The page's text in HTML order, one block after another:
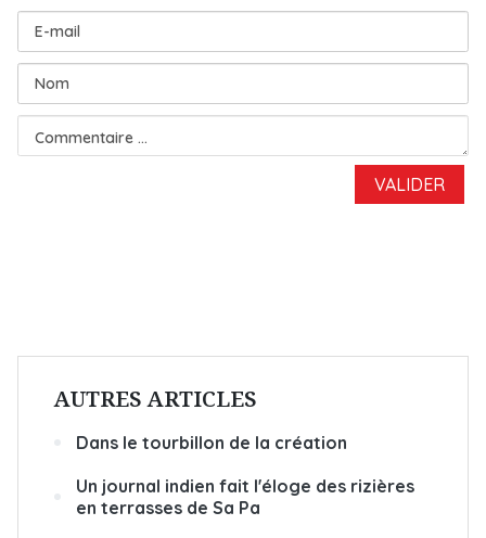
AUTRES ARTICLES
Dans le tourbillon de la création
Un journal indien fait l'éloge des rizières
en terrasses de Sa Pa